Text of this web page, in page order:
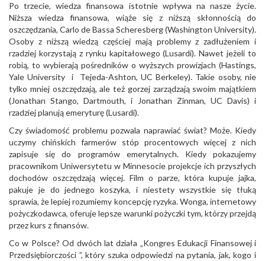
Po trzecie, wiedza finansowa istotnie wpływa na nasze życie.
Niższa wiedza finansowa, wiąże się z niższą skłonnością do
oszczędzania, Carlo de Bassa Scheresberg (Washington University).
Osoby z niższą wiedzą częściej mają problemy z zadłużeniem i
rzadziej korzystają z rynku kapitałowego (Lusardi). Nawet jeżeli to
robią, to wybierają pośredników o wyższych prowizjach (Hastings,
Yale University i Tejeda-Ashton, UC Berkeley). Takie osoby, nie
tylko mniej oszczędzają, ale też gorzej zarządzają swoim majątkiem
(Jonathan Stango, Dartmouth, i Jonathan Zinman, UC Davis) i
rzadziej planują emeryturę (Lusardi).
Czy świadomość problemu pozwala naprawiać świat? Może. Kiedy
uczymy chińskich farmerów stóp procentowych więcej z nich
zapisuje się do programów emerytalnych. Kiedy pokazujemy
pracownikom Uniwersytetu w Minnesocie projekcje ich przyszłych
dochodów oszczędzają więcej. Film o parze, która kupuje jajka,
pakuje je do jednego koszyka, i niestety wszystkie się tłuką
sprawia, że lepiej rozumiemy koncepcję ryzyka. Wonga, internetowy
pożyczkodawca, oferuje lepsze warunki pożyczki tym, którzy przejdą
przez kurs z finansów.
Co w Polsce? Od dwóch lat działa „Kongres Edukacji Finansowej i
Przedsiębiorczości ”, który szuka odpowiedzi na pytania, jak, kogo i